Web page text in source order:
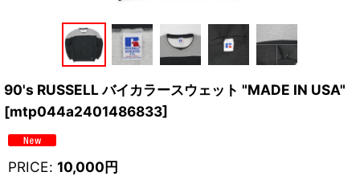
90's RUSSELL バイカラースウェット "MADE IN USA"
[mtp044a2401486833]
PRICE: 10,000円